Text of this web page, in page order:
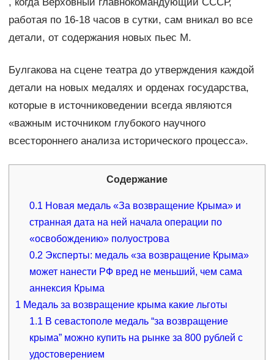
работая по 16-18 часов в сутки, сам вникал во все
детали, от содержания новых пьес М.
Булгакова на сцене театра до утверждения каждой
детали на новых медалях и орденах государства,
которые в источниковедении всегда являются
«важным источником глубокого научного
всестороннего анализа исторического процесса».
Содержание
0.1 Новая медаль «За возвращение Крыма» и
странная дата на ней начала операции по
«освобождению» полуострова
0.2 Эксперты: медаль «за возвращение Крыма»
может нанести РФ вред не меньший, чем сама
аннексия Крыма
1 Медаль за возвращение крыма какие льготы
1.1 В севастополе медаль “за возвращение
крыма” можно купить на рынке за 800 рублей с
удостоверением